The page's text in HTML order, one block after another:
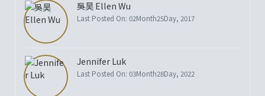
吳昊 Ellen Wu
Last Posted On: 02Month25Day, 2017
Jennifer Luk
Last Posted On: 03Month28Day, 2022